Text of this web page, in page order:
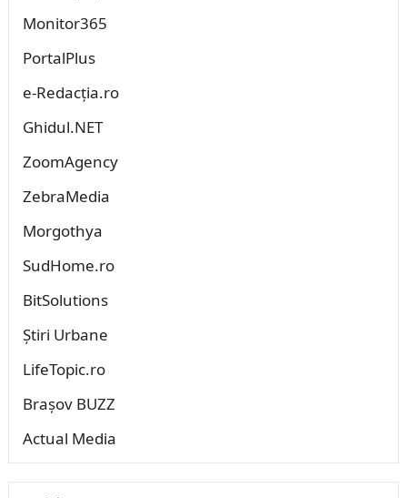
Monitor365
PortalPlus
e-Redacția.ro
Ghidul.NET
ZoomAgency
ZebraMedia
Morgothya
SudHome.ro
BitSolutions
Știri Urbane
LifeTopic.ro
Brașov BUZZ
Actual Media